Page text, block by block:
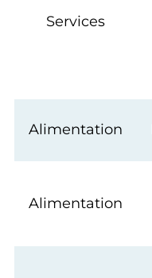
Services
Alimentation
Alimentation